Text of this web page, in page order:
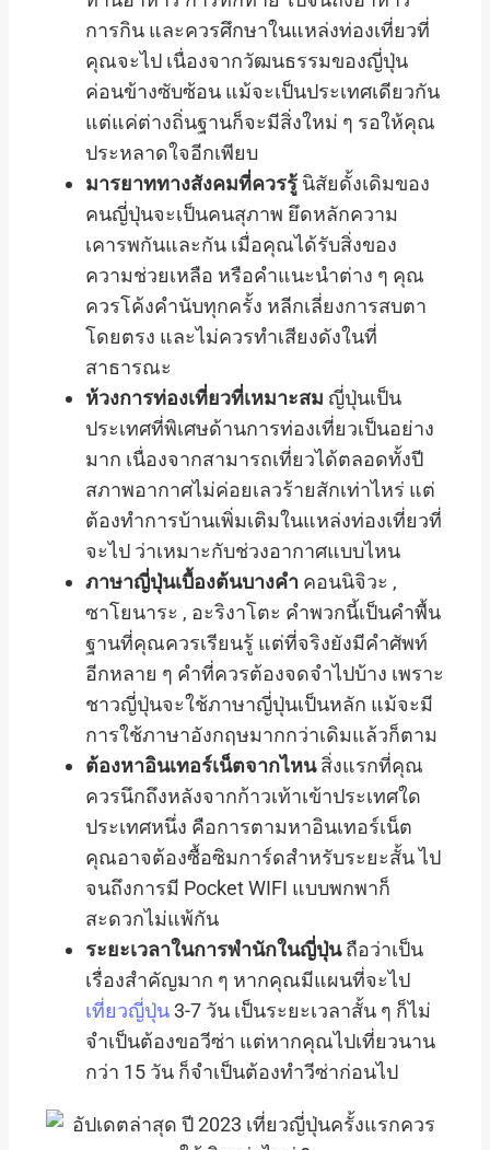
การกิน และควรศึกษาในแหล่งท่องเที่ยวที่
คุณจะไป เนื่องจากวัฒนธรรมของญี่ปุ่น
ค่อนข้างซับซ้อน แม้จะเป็นประเทศเดียวกัน
แต่แค่ต่างถิ่นฐานก็จะมีสิ่งใหม่ ๆ รอให้คุณ
ประหลาดใจอีกเพียบ
มารยาททางสังคมที่ควรรู้ นิสัยดั้งเดิมของ
คนญี่ปุ่นจะเป็นคนสุภาพ ยึดหลักความ
เคารพกันและกัน เมื่อคุณได้รับสิ่งของ
ความช่วยเหลือ หรือคำแนะนำต่าง ๆ คุณ
ควรโค้งคำนับทุกครั้ง หลีกเลี่ยงการสบตา
โดยตรง และไม่ควรทำเสียงดังในที่
สาธารณะ
ห้วงการท่องเที่ยวที่เหมาะสม ญี่ปุ่นเป็น
ประเทศที่พิเศษด้านการท่องเที่ยวเป็นอย่าง
มาก เนื่องจากสามารถเที่ยวได้ตลอดทั้งปี
สภาพอากาศไม่ค่อยเลวร้ายสักเท่าไหร่ แต่
ต้องทำการบ้านเพิ่มเติมในแหล่งท่องเที่ยวที่
จะไป ว่าเหมาะกับช่วงอากาศแบบไหน
ภาษาญี่ปุ่นเบื้องต้นบางคำ คอนนิจิวะ ,
ซาโยนาระ , อะริงาโตะ คำพวกนี้เป็นคำพื้น
ฐานที่คุณควรเรียนรู้ แต่ที่จริงยังมีคำศัพท์
อีกหลาย ๆ คำที่ควรต้องจดจำไปบ้าง เพราะ
ชาวญี่ปุ่นจะใช้ภาษาญี่ปุ่นเป็นหลัก แม้จะมี
การใช้ภาษาอังกฤษมากกว่าเดิมแล้วก็ตาม
ต้องหาอินเทอร์เน็ตจากไหนสิ่งแรกที่คุณ
ควรนึกถึงหลังจากก้าวเท้าเข้าประเทศใด
ประเทศหนึ่ง คือการตามหาอินเทอร์เน็ต
คุณอาจต้องซื้อซิมการ์ดสำหรับระยะสั้น ไป
จนถึงการมี Pocket WIFI แบบพกพาก็
สะดวกไม่แพ้กัน
ระยะเวลาในการพำนักในญี่ปุ่นถือว่าเป็น
เรื่องสำคัญมาก ๆ หากคุณมีแผนที่จะไป
เที่ยวญี่ปุ่น3-7 วัน เป็นระยะเวลาสั้น ๆ ก็ไม่
จำเป็นต้องขอวีซ่า แต่หากคุณไปเที่ยวนาน
กว่า 15 วัน ก็จำเป็นต้องทำวีซ่าก่อนไป